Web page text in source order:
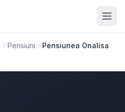
Pensiuni Pensiunea Onalisa